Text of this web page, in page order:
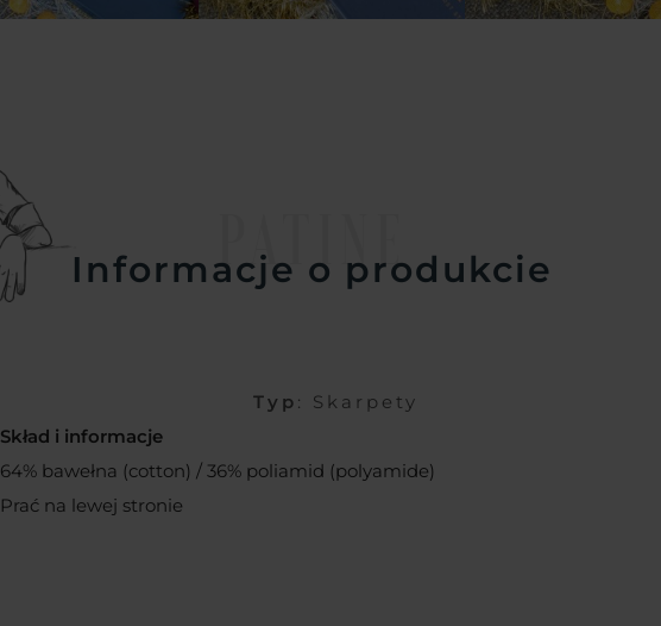
PATINE
Informacje o produkcie
Typ : Skarpety
Skład i informacje
64% bawełna (cotton) / 36% poliamid (polyamide)
Prać na lewej stronie